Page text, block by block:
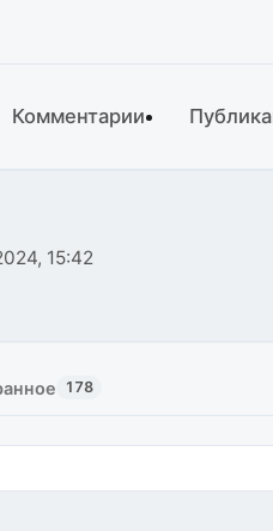
Комментарии
15:42
178